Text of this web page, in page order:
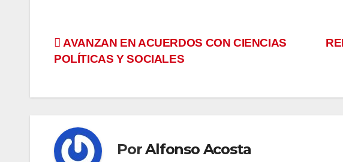
Navegación
entradas
AVANZAN EN ACUERDOS CON CIENCIAS
POLÍTICAS Y SOCIALES
PorAlfonso Acosta